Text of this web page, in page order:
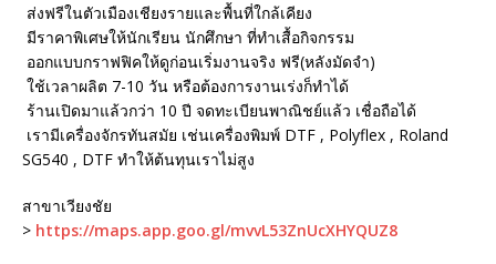
ส่งฟรีในตัวเมืองเชียงรายและพื้นที่ใกล้เคียง
มีราคาพิเศษให้นักเรียน นักศึกษา ที่ทำเสื้อกิจกรรม
ออกแบบกราฟฟิคให้ดูก่อนเริ่มงานจริง ฟรี(หลังมัดจำ)
ใช้เวลาผลิต 7-10 วัน หรือต้องการงานเร่งก็ทำได้
ร้านเปิดมาแล้วกว่า 10 ปี จดทะเบียนพาณิชย์แล้ว เชื่อถือได้
เรามีเครื่องจักรทันสมัย เช่นเครื่องพิมพ์ DTF , Polyflex , Roland
SG540 , DTF ทำให้ต้นทุนเราไม่สูง
สาขาเวียงชัย
> https://maps.app.goo.gl/mvvL53ZnUcXHYQUZ8